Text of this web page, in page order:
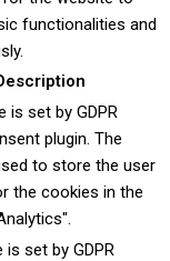
functionalities and
is set by GDPR
plugin. The
to store the user
the cookies in the
is set by GDPR